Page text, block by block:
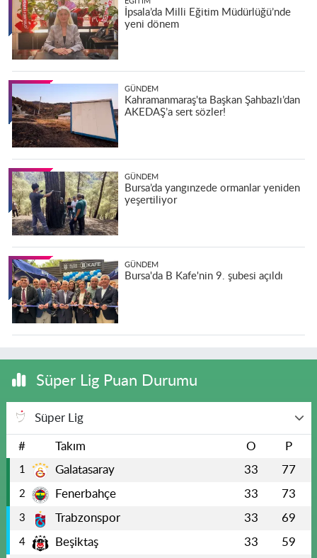
İpsala’da Milli Eğitim Müdürlüğü’nde
yeni dönem
GÜNDEM
Kahramanmaraş'ta Başkan Şahbazlı’dan
AKEDAŞ’a sert sözler!
GÜNDEM
Bursa’da yangınzede ormanlar yeniden
yeşertiliyor
GÜNDEM
Bursa'da B Kafe'nin 9. şubesi açıldı
Süper Lig Puan Durumu
Süper Lig
# Takım O P
1 Galatasaray 33 77
2 Fenerbahçe 33 73
3 Trabzonspor 33 69
4 Beşiktaş 33 59